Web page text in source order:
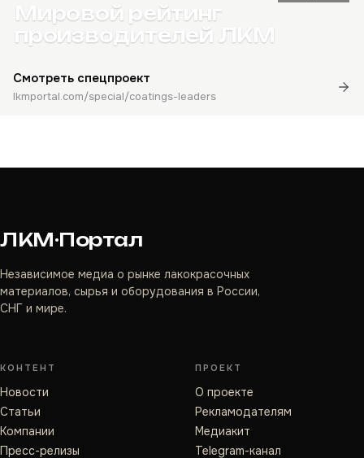
Мировой рейтинг
производителей ЛКМ
Смотреть спецпроект
lkmportal.com/special/coatings-leaders
ЛКМ·Портал
Независимое медиа о рынке лакокрасочных
материалов, сырья и оборудования в России,
СНГ и мире.
КОНТЕНТ
Новости
Статьи
Компании
Пресс-релизы
ПРОЕКТ
О проекте
Рекламодателям
Медиакит
Telegram-канал